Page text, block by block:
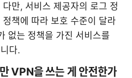
만, 서비스 제공자의 로그 정
책에 따라 보호 수준이 달라
없는 정책을 가진 서비스를
다.
VPN을 쓰는 게 안전한가